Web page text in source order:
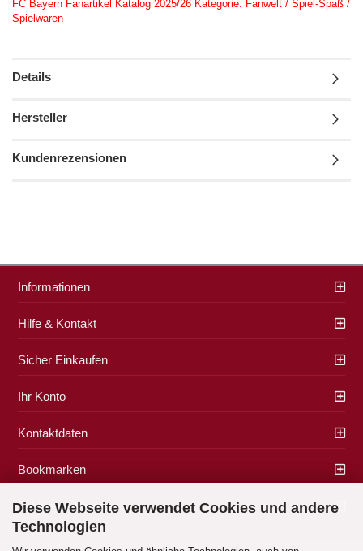
Diese Webseite verwendet Cookies und andere
Technologien
FC Bayern Fanartikel Katalog 2025/26 Kategorie: Fanwelt / Spiel-Spaß /
Spielwaren
Details
Hersteller
Kundenrezensionen
Informationen
Hilfe & Kontakt
Sicher Einkaufen
Ihr Konto
Kontaktdaten
Bookmarken
Zahlung & Versand